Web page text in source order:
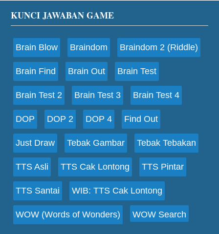
Footer
KUNCI JAWABAN GAME
Brain Blow Braindom Braindom 2 (Riddle)
Brain Find Brain Out Brain Test
Brain Test 2 Brain Test 3 Brain Test 4
DOP DOP 2 DOP 4 Find Out
Just Draw Tebak Gambar Tebak Tebakan
TTS Asli TTS Cak Lontong TTS Pintar
TTS Santai WIB: TTS Cak Lontong
WOW (Words of Wonders) WOW Search